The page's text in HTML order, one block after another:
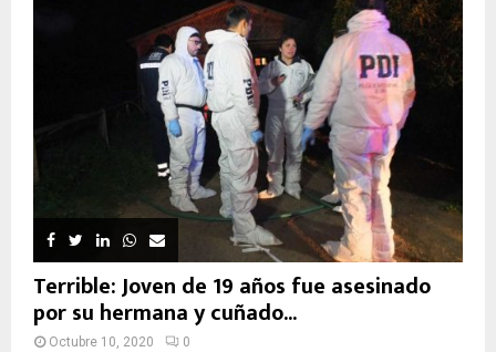
Terrible: Joven de 19 años fue asesinado
por su hermana y cuñado...
Octubre 10, 2020 0